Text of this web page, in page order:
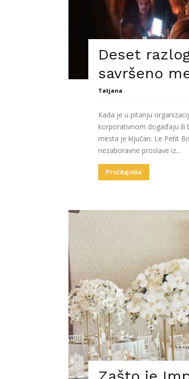
Deset
savršeno
Tatjana
Kada je u pitanju
korporativnom događaju ili
mesta je ključan. Le Petit
nezaboravne proslave iz...
Pročitaj više